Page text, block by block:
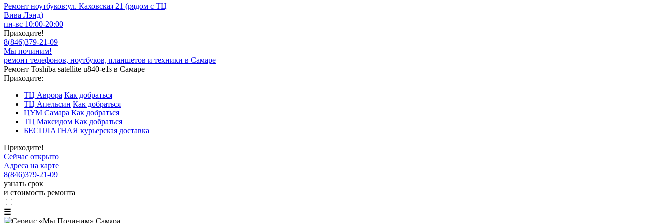
Ремонт ноутбуков:ул. Каховская 21 (рядом с ТЦ
Вива Лэнд)
пн-вс 10:00-20:00
Приходите!
8(846)379-21-09
Мы починим!
ремонт телефонов, ноутбуков, планшетов и техники в Самаре
Ремонт Toshiba satellite u840-e1s в Самаре
Приходите:
ТЦ Аврора Как добраться
ТЦ Апельсин Как добраться
ЦУМ Самара Как добраться
ТЦ Максидом Как добраться
БЕСПЛАТНАЯ курьерская доставка
Приходите!
Сейчас открыто
Адреса на карте
8(846)379-21-09
узнать срок
и стоимость ремонта
☰